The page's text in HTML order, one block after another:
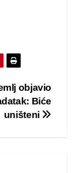
objavio
Biće
uništeni